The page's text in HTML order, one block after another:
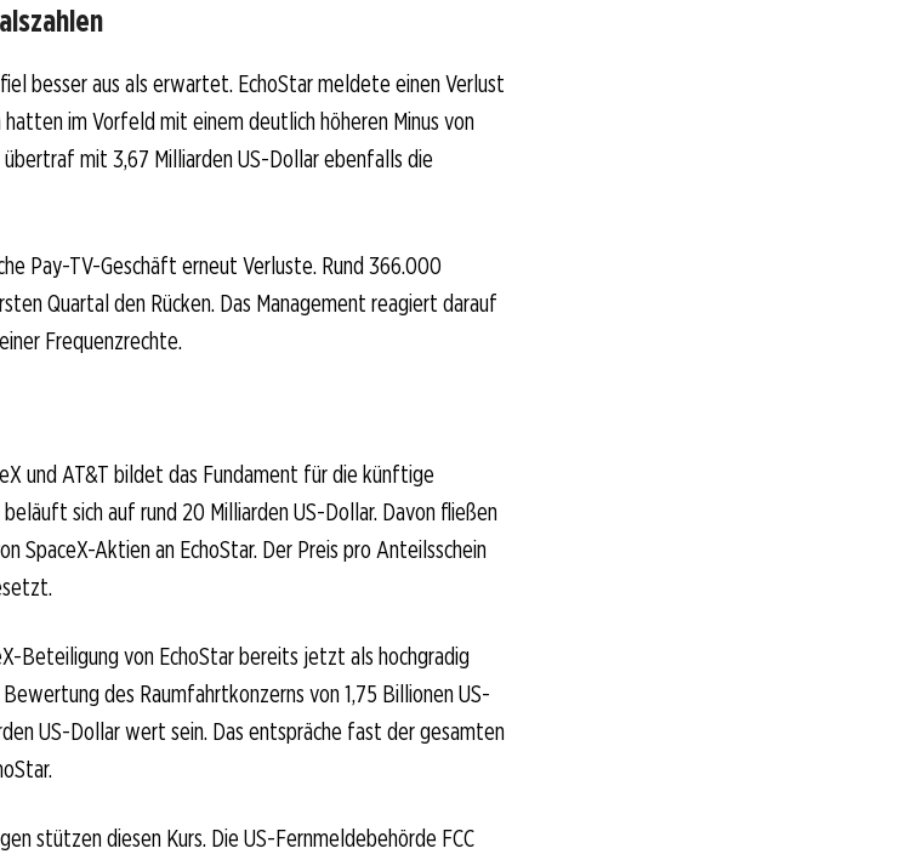
besser aus als erwartet. EchoStar meldete einen Verlust
im Vorfeld mit einem deutlich höheren Minus von
mit 3,67 Milliarden US-Dollar ebenfalls die
Pay-TV-Geschäft erneut Verluste. Rund 366.000
Quartal den Rücken. Das Management reagiert darauf
Frequenzrechte.
und AT&T bildet das Fundament für die künftige
sich auf rund 20 Milliarden US-Dollar. Davon fließen
SpaceX-Aktien an EchoStar. Der Preis pro Anteilsschein
Beteiligung von EchoStar bereits jetzt als hochgradig
des Raumfahrtkonzerns von 1,75 Billionen US-
US-Dollar wert sein. Das entspräche fast der gesamten
stützen diesen Kurs. Die US-Fernmeldebehörde FCC